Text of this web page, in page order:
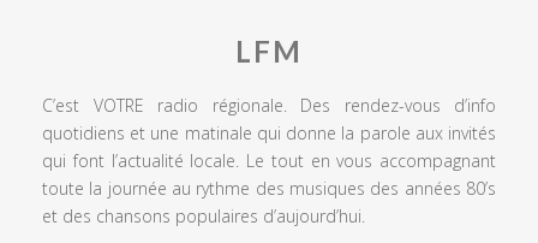
LFM
C’est VOTRE radio régionale. Des rendez-vous d’info
quotidiens et une matinale qui donne la parole aux invités
qui font l’actualité locale. Le tout en vous accompagnant
toute la journée au rythme des musiques des années 80’s
et des chansons populaires d’aujourd’hui.